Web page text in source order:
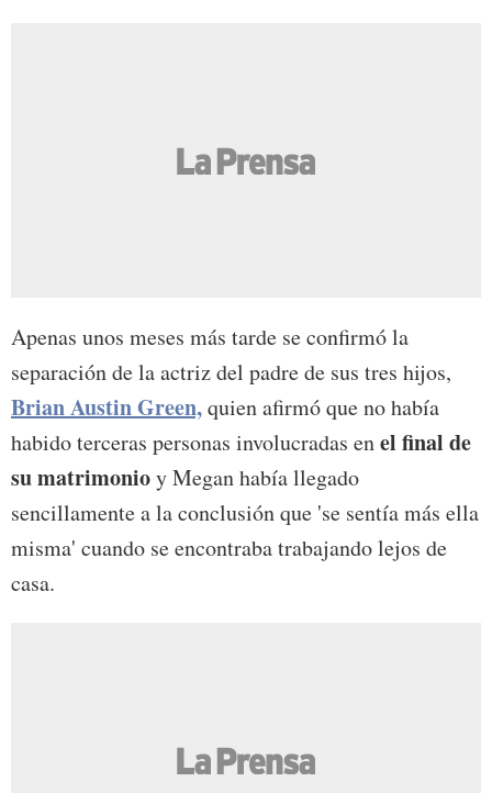
Apenas unos meses más tarde se confirmó la
separación de la actriz del padre de sus tres hijos,
Brian Austin Green,quien afirmó que no había
habido terceras personas involucradas enel final de
su matrimonioy Megan había llegado
sencillamente a la conclusión que 'se sentía más ella
misma' cuando se encontraba trabajando lejos de
casa.